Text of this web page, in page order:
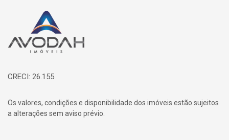
Página inicial
CRECI: 26.155
Os valores, condições e disponibilidade dos imóveis estão sujeitos
a alterações sem aviso prévio.